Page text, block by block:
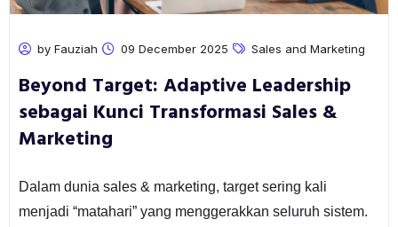
by Fauziah 09 December 2025 Sales and Marketing
Beyond Target: Adaptive Leadership
sebagai Kunci Transformasi Sales &
Marketing
Dalam dunia sales & marketing, target sering kali
menjadi “matahari” yang menggerakkan seluruh sistem.